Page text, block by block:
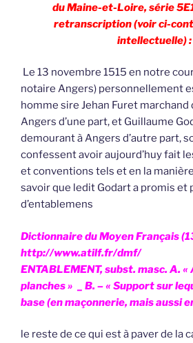
du Maine-et-Loire, série
retranscription (voir ci-
intellectuelle) :
Le 13 novembre 1515 en notre
notaire Angers) personnellement
homme sire Jehan Furet marchand
Angers d’une part, et Guillaume
demourant à Angers d’autre part,
confessent avoir aujourd’huy fait
et conventions tels et en la manière
savoir que ledit Godart a promis et
d’entablemens
Dictionnaire du Moyen Français
http://www.atilf.fr/dmf/
ENTABLEMENT, subst. masc. A.
planches » _ B. – « Support sur
base (en maçonnerie, mais aussi
le reste de ce qui est à paver de la